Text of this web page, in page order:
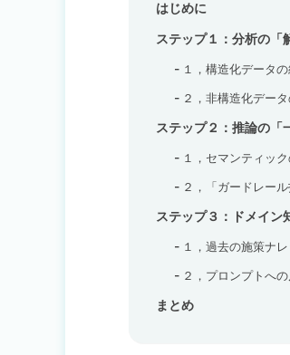
はじめに
ステップ１：分析の「
１，構造化データ
２，非構造化デー
ステップ２：推論の「
１，セマンティッ
２，「ガードレー
ステップ３：ドメイン
１，過去の施策ナ
２，プロンプトへ
まとめ